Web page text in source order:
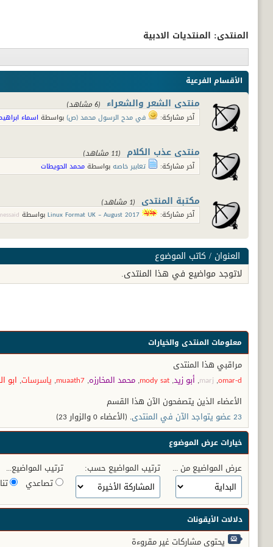
المنتدى: المنتديات الادبية
الأقسام الفرعية
منتدى الشعر والشعراء (6 مشاهد)
آخر مشاركة: في مدح الرسول محمد (ص)بواسطة اسماء
منتدى عذب الكلام (11 مشاهد)
آخر مشاركة: تعابير خاصهبواسطةمحمد الحويطات
مكتبة المنتدى (1 مشاهد)
آخر مشاركة: Linux Format UK – August 2017بواسطة
العنوان / كاتب الموضوع
لاتوجد مواضيع في هذا المنتدى.
معلومات المنتدى والخيارات
مراقبي هذا المنتدى
omar-d
,
marj
, أبو زيد,
mody sat
, محمد المخارزه,
muaath7
, ياسرسات, ابو
الأعضاء الذين يتصفحون الآن هذا القسم
23 عضو يتواجد الآن في المنتدى
. (الأعضاء 0 والزوار 23)
خيارات عرض الموضوع
عرض المواضيع من ... ترتيب المواضيع حسب:
ترتيب المواضيع...
تصاعدي
دلالات الأيقونات
يحتوي مشاركات غير مقروءة